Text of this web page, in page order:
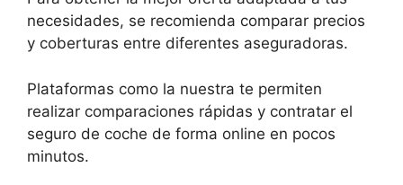
necesidades, se recomienda comparar precios
y coberturas entre diferentes aseguradoras.
Plataformas como la nuestra te permiten
realizar comparaciones rápidas y contratar el
seguro de coche de forma online en pocos
minutos.